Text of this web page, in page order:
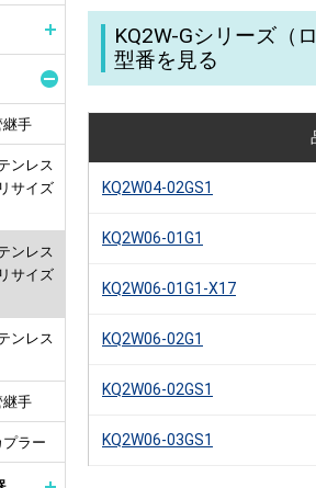
KQ2W-Gシリーズ（
型番を見る
KQ2W04-02GS1
KQ2W06-01G1
KQ2W06-01G1-X17
KQ2W06-02G1
KQ2W06-02GS1
KQ2W06-03GS1
継手
ンレス
サイズ
ンレス
サイズ
ンレス
継手
ラー